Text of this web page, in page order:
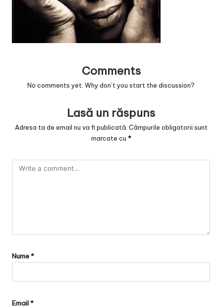
v
c
Comments
No comments yet. Why don’t you start the discussion?
Lasă un răspuns
Adresa ta de email nu va fi publicată. Câmpurile obligatorii sunt
marcate cu *
Nume*
Email*